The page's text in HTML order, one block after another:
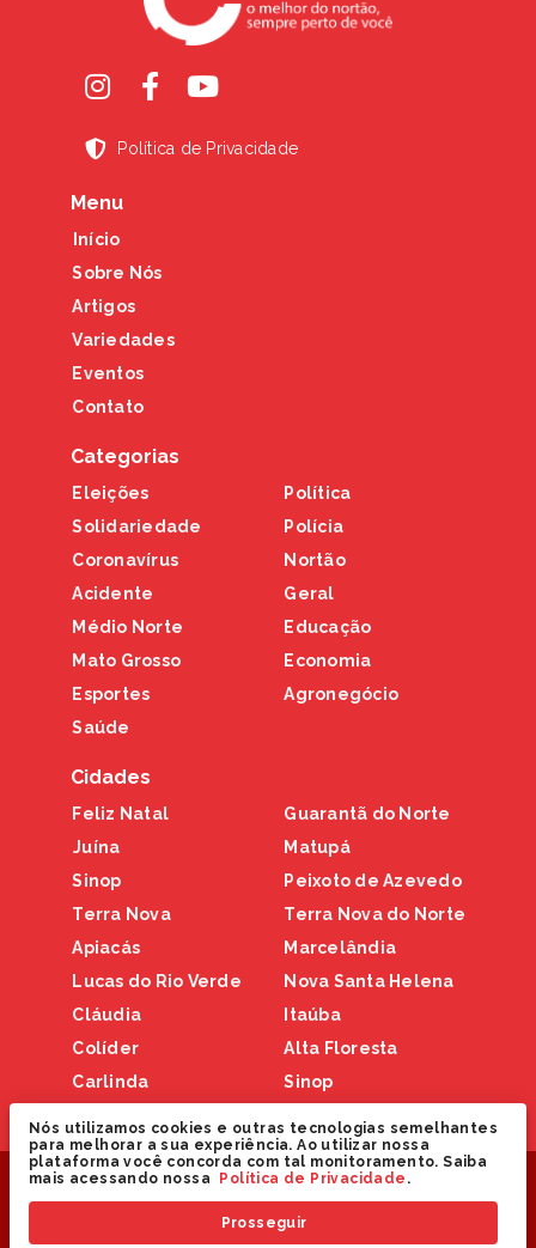
Política de Privacidade
Menu
Início
Sobre Nós
Artigos
Variedades
Eventos
Contato
Categorias
Eleições
Solidariedade
Coronavírus
Acidente
Médio Norte
Mato Grosso
Esportes
Saúde
Política
Polícia
Nortão
Geral
Educação
Economia
Agronegócio
Cidades
Feliz Natal
Juína
Sinop
Terra Nova
Apiacás
Lucas do Rio Verde
Cláudia
Colíder
Carlinda
Guarantã do Norte
Matupá
Peixoto de Azevedo
Terra Nova do Norte
Marcelândia
Nova Santa Helena
Itaúba
Alta Floresta
Sinop
Copyright © 2024 Nortão Online. Todos os direitos
reservados.
Nós utilizamos cookies e outras tecnologias semelhantes
para melhorar a sua experiência. Ao utilizar nossa
plataforma você concorda com tal monitoramento. Saiba
mais acessando nossa
Política de Privacidade .
Prosseguir